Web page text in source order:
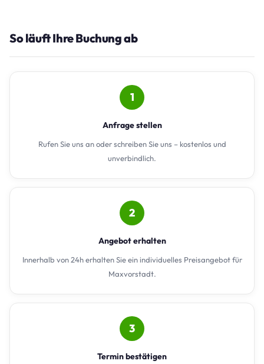
So läuft Ihre Buchung ab
1
Anfrage stellen
Rufen Sie uns an oder schreiben Sie uns – kostenlos und
unverbindlich.
2
Angebot erhalten
Innerhalb von 24h erhalten Sie ein individuelles Preisangebot für
Maxvorstadt.
3
Termin bestätigen